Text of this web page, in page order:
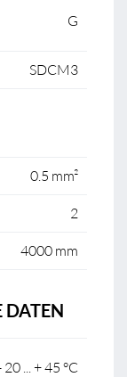
G
SDCM3
0.5 mm²
2
4000 mm
DATEN
20 ... + 45 °C